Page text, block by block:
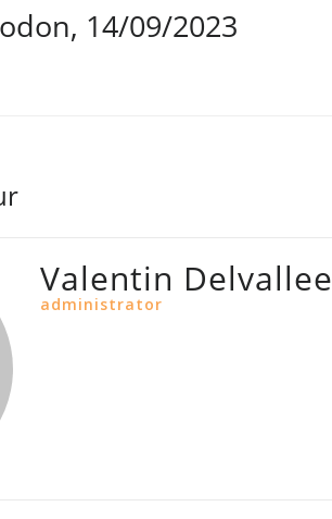
14/09/2023
Valentin Delvallee
administrator